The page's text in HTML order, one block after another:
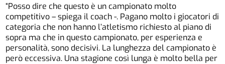
“Posso dire che questo è un campionato molto
competitivo – spiega il coach -. Pagano molto i giocatori di
categoria che non hanno l’atletismo richiesto al piano di
sopra ma che in questo campionato, per esperienza e
personalità, sono decisivi. La lunghezza del campionato è
però eccessiva. Una stagione così lunga è molto bella per